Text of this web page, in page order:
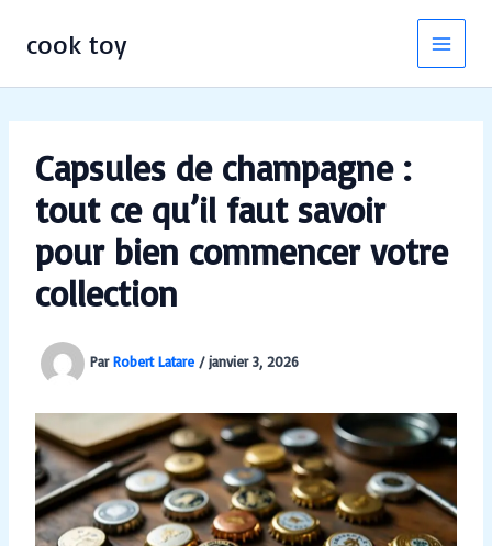
cook toy
Capsules de champagne :
tout ce qu’il faut savoir
pour bien commencer votre
collection
ParRobert Latare/janvier 3, 2026